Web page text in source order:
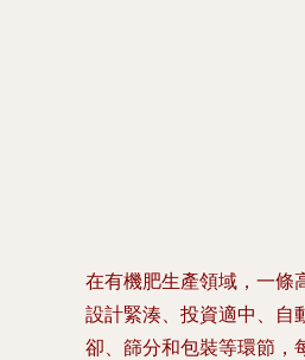
在有機肥生產領域，一條
設計緊湊、投資適中、自
卻、篩分和包裝等環節，